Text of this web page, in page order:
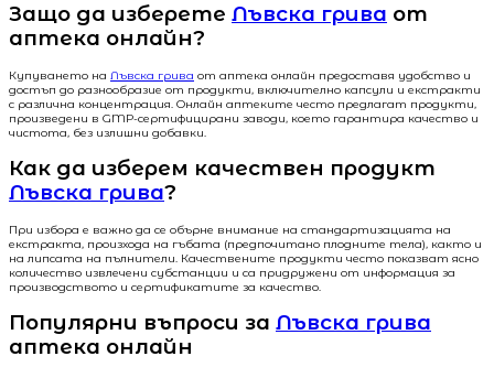
Защо да изберете Лъвска грива от
аптека онлайн?
Купуването на Лъвска грива от аптека онлайн предоставя удобство и
достъп до разнообразие от продукти, включително капсули и екстракти
с различна концентрация. Онлайн аптеките често предлагат продукти,
произведени в GMP-сертифицирани заводи, което гарантира качество и
чистота, без излишни добавки.
Как да изберем качествен продукт
Лъвска грива?
При избора е важно да се обърне внимание на стандартизацията на
екстракта, произхода на гъбата (предпочитано плодните тела), както и
на липсата на пълнители. Качествените продукти често показват ясно
количество извлечени субстанции и са придружени от информация за
производството и сертификатите за качество.
Популярни въпроси за Лъвска грива
аптека онлайн